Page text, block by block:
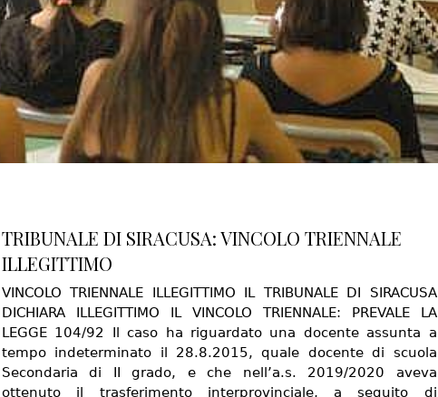
TRIBUNALE DI SIRACUSA: VINCOLO TRIENNALE
ILLEGITTIMO
VINCOLO TRIENNALE ILLEGITTIMO IL TRIBUNALE DI SIRACUSA
DICHIARA ILLEGITTIMO IL VINCOLO TRIENNALE: PREVALE LA
LEGGE 104/92 Il caso ha riguardato una docente assunta a
tempo indeterminato il 28.8.2015, quale docente di scuola
Secondaria di II grado, e che nell’a.s. 2019/2020 aveva
ottenuto il trasferimento interprovinciale, a seguito di